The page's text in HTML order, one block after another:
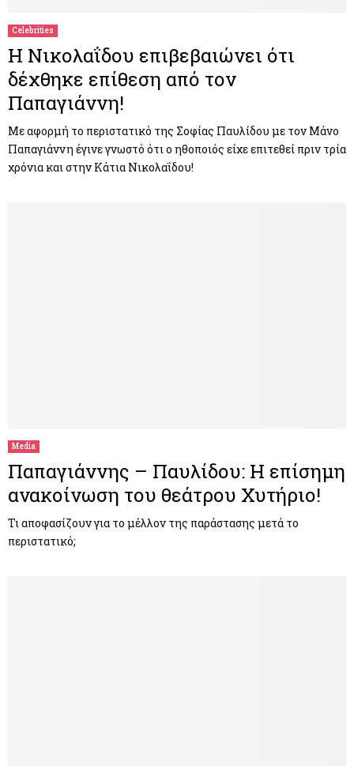
Celebrities
Η Νικολαΐδου επιβεβαιώνει ότι
δέχθηκε επίθεση από τον
Παπαγιάννη!
Με αφορμή το περιστατικό της Σοφίας Παυλίδου με τον Μάνο
Παπαγιάννη έγινε γνωστό ότι ο ηθοποιός είχε επιτεθεί πριν τρία
χρόνια και στην Κάτια Νικολαΐδου!
Media
Παπαγιάννης – Παυλίδου: Η επίσημη
ανακοίνωση του θεάτρου Χυτήριο!
Τι αποφασίζουν για το μέλλον της παράστασης μετά το
περιστατικό;